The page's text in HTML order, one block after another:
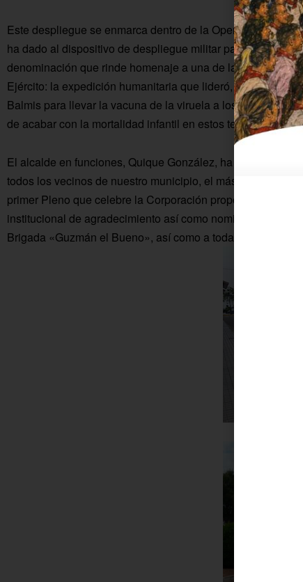
Este despliegue se enmarca dentro de la Operación
ha dado al dispositivo de despliegue militar para luchar
denominación que rinde homenaje a una de las
Ejército: la expedición humanitaria que lideró, a principios
Balmis para llevar la vacuna de la viruela a los territorios
de acabar con la mortalidad infantil en estos territorios
El alcalde en funciones, Quique González, ha querido
todos los vecinos de nuestro municipio, el más profundo
primer Pleno que celebre la Corporación propondrá a
institucional de agradecimiento así como nominar a un
Brigada «Guzmán el Bueno», así como a todas las